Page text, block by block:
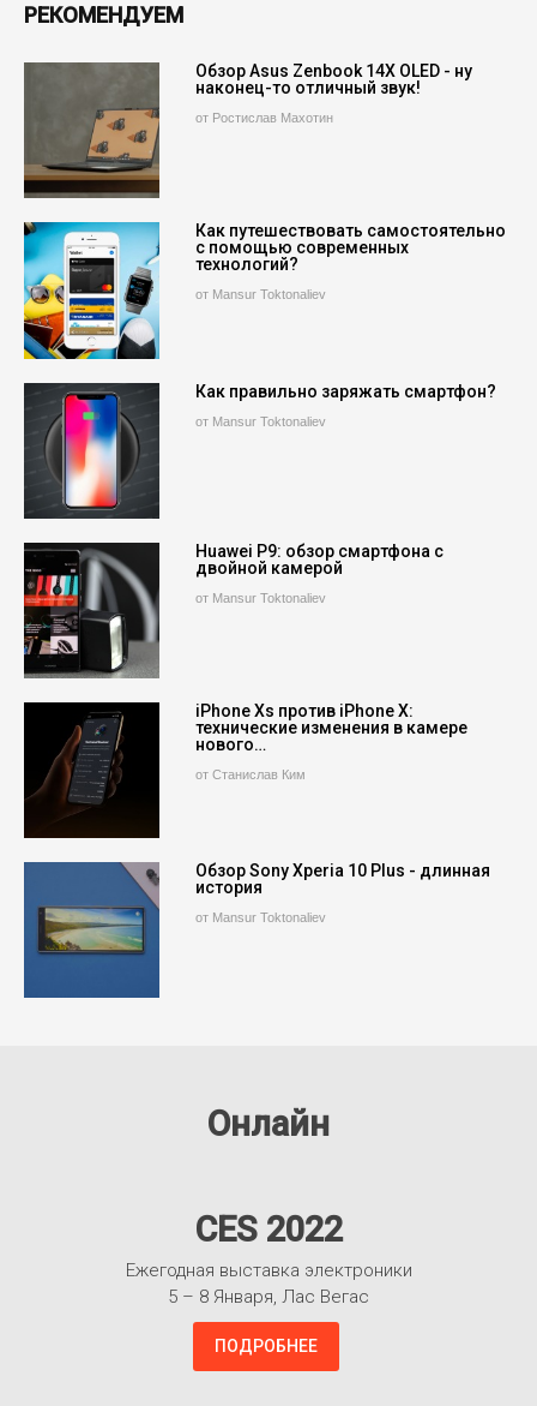
РЕКОМЕНДУЕМ
Обзор Asus Zenbook 14X OLED - ну
наконец-то отличный звук!
от Ростислав Махотин
Как путешествовать самостоятельно
с помощью современных
технологий?
от Mansur Toktonaliev
Как правильно заряжать смартфон?
от Mansur Toktonaliev
Huawei P9: обзор смартфона с
двойной камерой
от Mansur Toktonaliev
iPhone Xs против iPhone X:
технические изменения в камере
нового…
от Станислав Ким
Обзор Sony Xperia 10 Plus - длинная
история
от Mansur Toktonaliev
Онлайн
CES 2022
Ежегодная выставка электроники
5 – 8 Января, Лас Вегас
ПОДРОБНЕЕ